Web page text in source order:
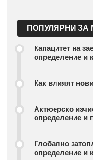
ПОПУЛЯРНИ ЗА
Капацитет на
определение и
Как влияят
Актюерско
определение и
Глобално
определение и